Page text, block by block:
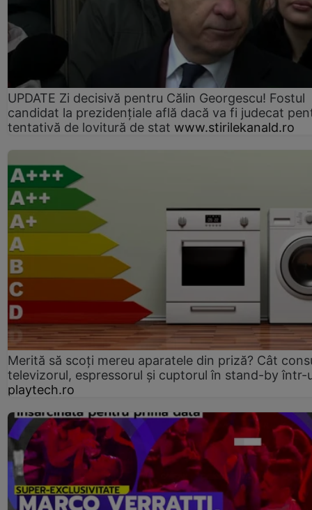
UPDATE Zi decisivă pentru Călin Georgescu! Fostul
candidat la prezidențiale află dacă va fi judecat
tentativă de lovitură de stat www.stirilekanald.ro
Merită să scoți mereu aparatele din priză? Cât
televizorul, espressorul și cuptorul în stand-by într-
playtech.ro